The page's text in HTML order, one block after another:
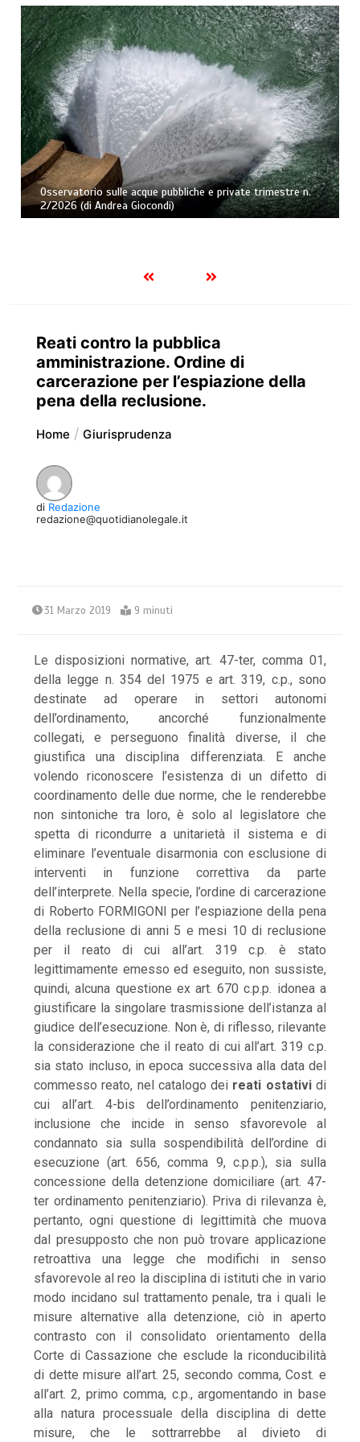
Osservatorio sulle acque pubbliche e private trimestre n.
2/2026 (di Andrea Giocondi)
Reati contro la pubblica
amministrazione. Ordine di
carcerazione per l’espiazione della
pena della reclusione.
Home Giurisprudenza
di Redazione
redazione@quotidianolegale.it
31 Marzo 2019 9 minuti
Le disposizioni normative, art. 47-ter, comma 01,
della legge n. 354 del 1975 e art. 319, c.p., sono
destinate ad operare in settori autonomi
dell’ordinamento, ancorché funzionalmente
collegati, e perseguono finalità diverse, il che
giustifica una disciplina differenziata. E anche
volendo riconoscere l’esistenza di un difetto di
coordinamento delle due norme, che le renderebbe
non sintoniche tra loro, è solo al legislatore che
spetta di ricondurre a unitarietà il sistema e di
eliminare l’eventuale disarmonia con esclusione di
interventi in funzione correttiva da parte
dell’interprete. Nella specie, l’ordine di carcerazione
di Roberto FORMIGONI per l’espiazione della pena
della reclusione di anni 5 e mesi 10 di reclusione
per il reato di cui all’art. 319 c.p. è stato
legittimamente emesso ed eseguito, non sussiste,
quindi, alcuna questione ex art. 670 c.p.p. idonea a
giustificare la singolare trasmissione dell’istanza al
giudice dell’esecuzione. Non è, di riflesso, rilevante
la considerazione che il reato di cui all’art. 319 c.p.
sia stato incluso, in epoca successiva alla data del
commesso reato, nel catalogo dei reati ostatividi
cui all’art. 4-bis dell’ordinamento penitenziario,
inclusione che incide in senso sfavorevole al
condannato sia sulla sospendibilità dell’ordine di
esecuzione (art. 656, comma 9, c.p.p.), sia sulla
concessione della detenzione domiciliare (art. 47-
ter ordinamento penitenziario). Priva di rilevanza è,
pertanto, ogni questione di legittimità che muova
dal presupposto che non può trovare applicazione
retroattiva una legge che modifichi in senso
sfavorevole al reo la disciplina di istituti che in vario
modo incidano sul trattamento penale, tra i quali le
misure alternative alla detenzione, ciò in aperto
contrasto con il consolidato orientamento della
Corte di Cassazione che esclude la riconducibilità
di dette misure all’art. 25, secondo comma, Cost. e
all’art. 2, primo comma, c.p., argomentando in base
alla natura processuale della disciplina di dette
misure, che le sottrarrebbe al divieto di